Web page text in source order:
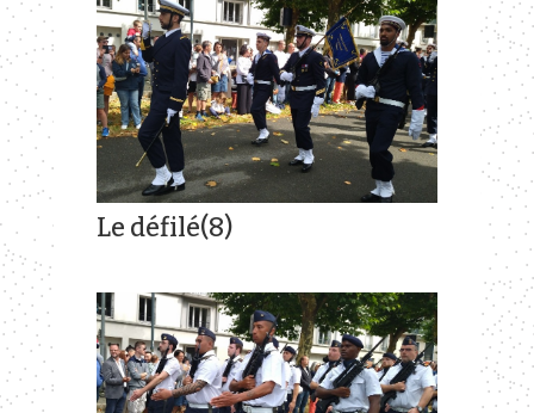
Le défilé(8)